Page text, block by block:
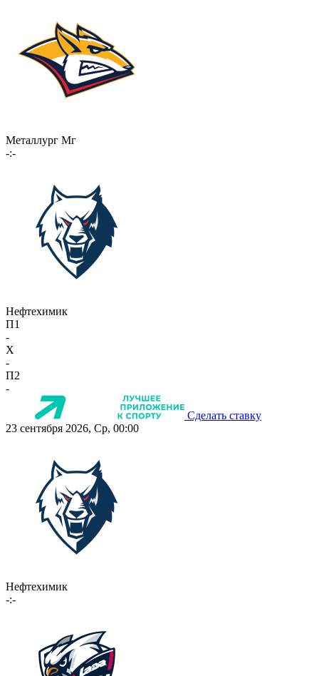
Металлург Мг
-:-
Нефтехимик
П1
-
X
-
П2
-
Сделать ставку
23 сентября 2026, Ср, 00:00
Нефтехимик
-:-